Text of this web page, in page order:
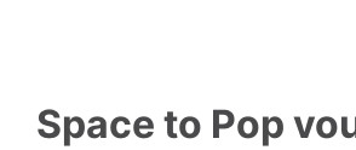
Space to Pop